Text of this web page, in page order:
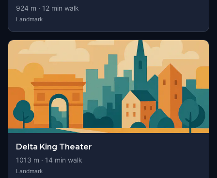
924 m · 12 min walk
Landmark
Delta King Theater
1013 m · 14 min walk
Landmark